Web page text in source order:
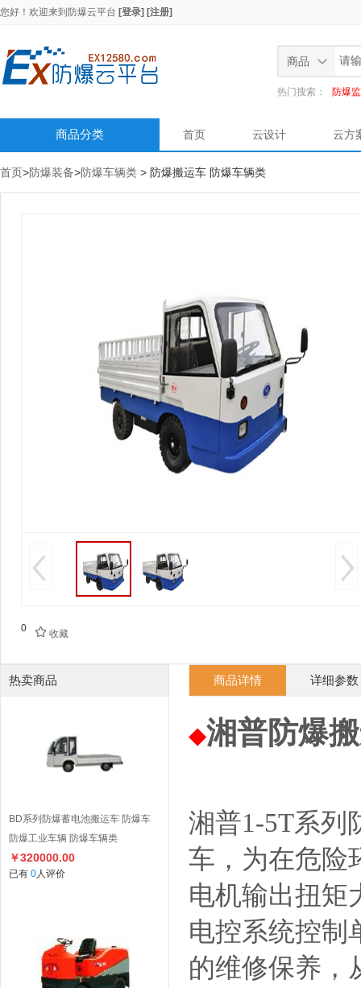
您好！欢迎来到 防爆云平台 [登录] [注册]
商品
热门搜索： 防爆
商品分类 首页 云设计 云方
首页>防爆装备>防爆车辆类 > 防爆搬运车 防爆车辆类
0  收藏
热卖商品
BD系列防爆蓄电池搬运车 防爆车
防爆工业车辆 防爆车辆类
￥320000.00
已有 0人评价
商品详情 详细参数
◆湘普防爆
湘普1-5T系列
车，为在危险
电机输出扭矩
电控系统控制
的维修保养，